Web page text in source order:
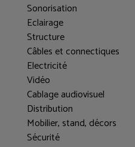
Sonorisation
Eclairage
Structure
Câbles et connectiques
Electricité
Vidéo
Cablage audiovisuel
Distribution
Mobilier, stand, décors
Sécurité